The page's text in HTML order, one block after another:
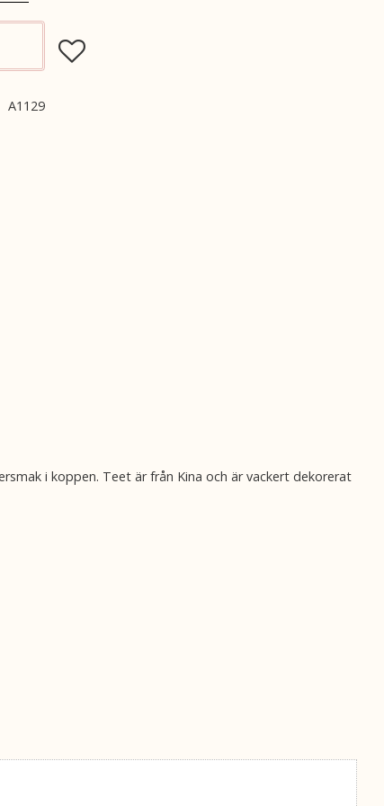
Lägg till i favoriter
A1129
i koppen. Teet är från Kina och är vackert dekorerat